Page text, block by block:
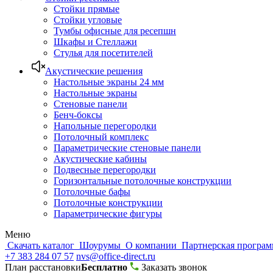
Стойки прямые
Стойки угловые
Тумбы офисные для ресепшн
Шкафы и Стеллажи
Стулья для посетителей
Акустические решения
Настольные экраны 24 мм
Настольные экраны
Стеновые панели
Бенч-боксы
Напольные перегородки
Потолочный комплекс
Параметрические стеновые панели
Акустические кабины
Подвесные перегородки
Горизонтальные потолочные конструкции
Потолочные бафы
Потолочные конструкции
Параметрические фигуры
Меню
Скачать каталог Шоурумы О компании Партнерская
+7 383 284 07 57 nvs@office-direct.ru
План расстановкиБесплатно
Заказать звонок